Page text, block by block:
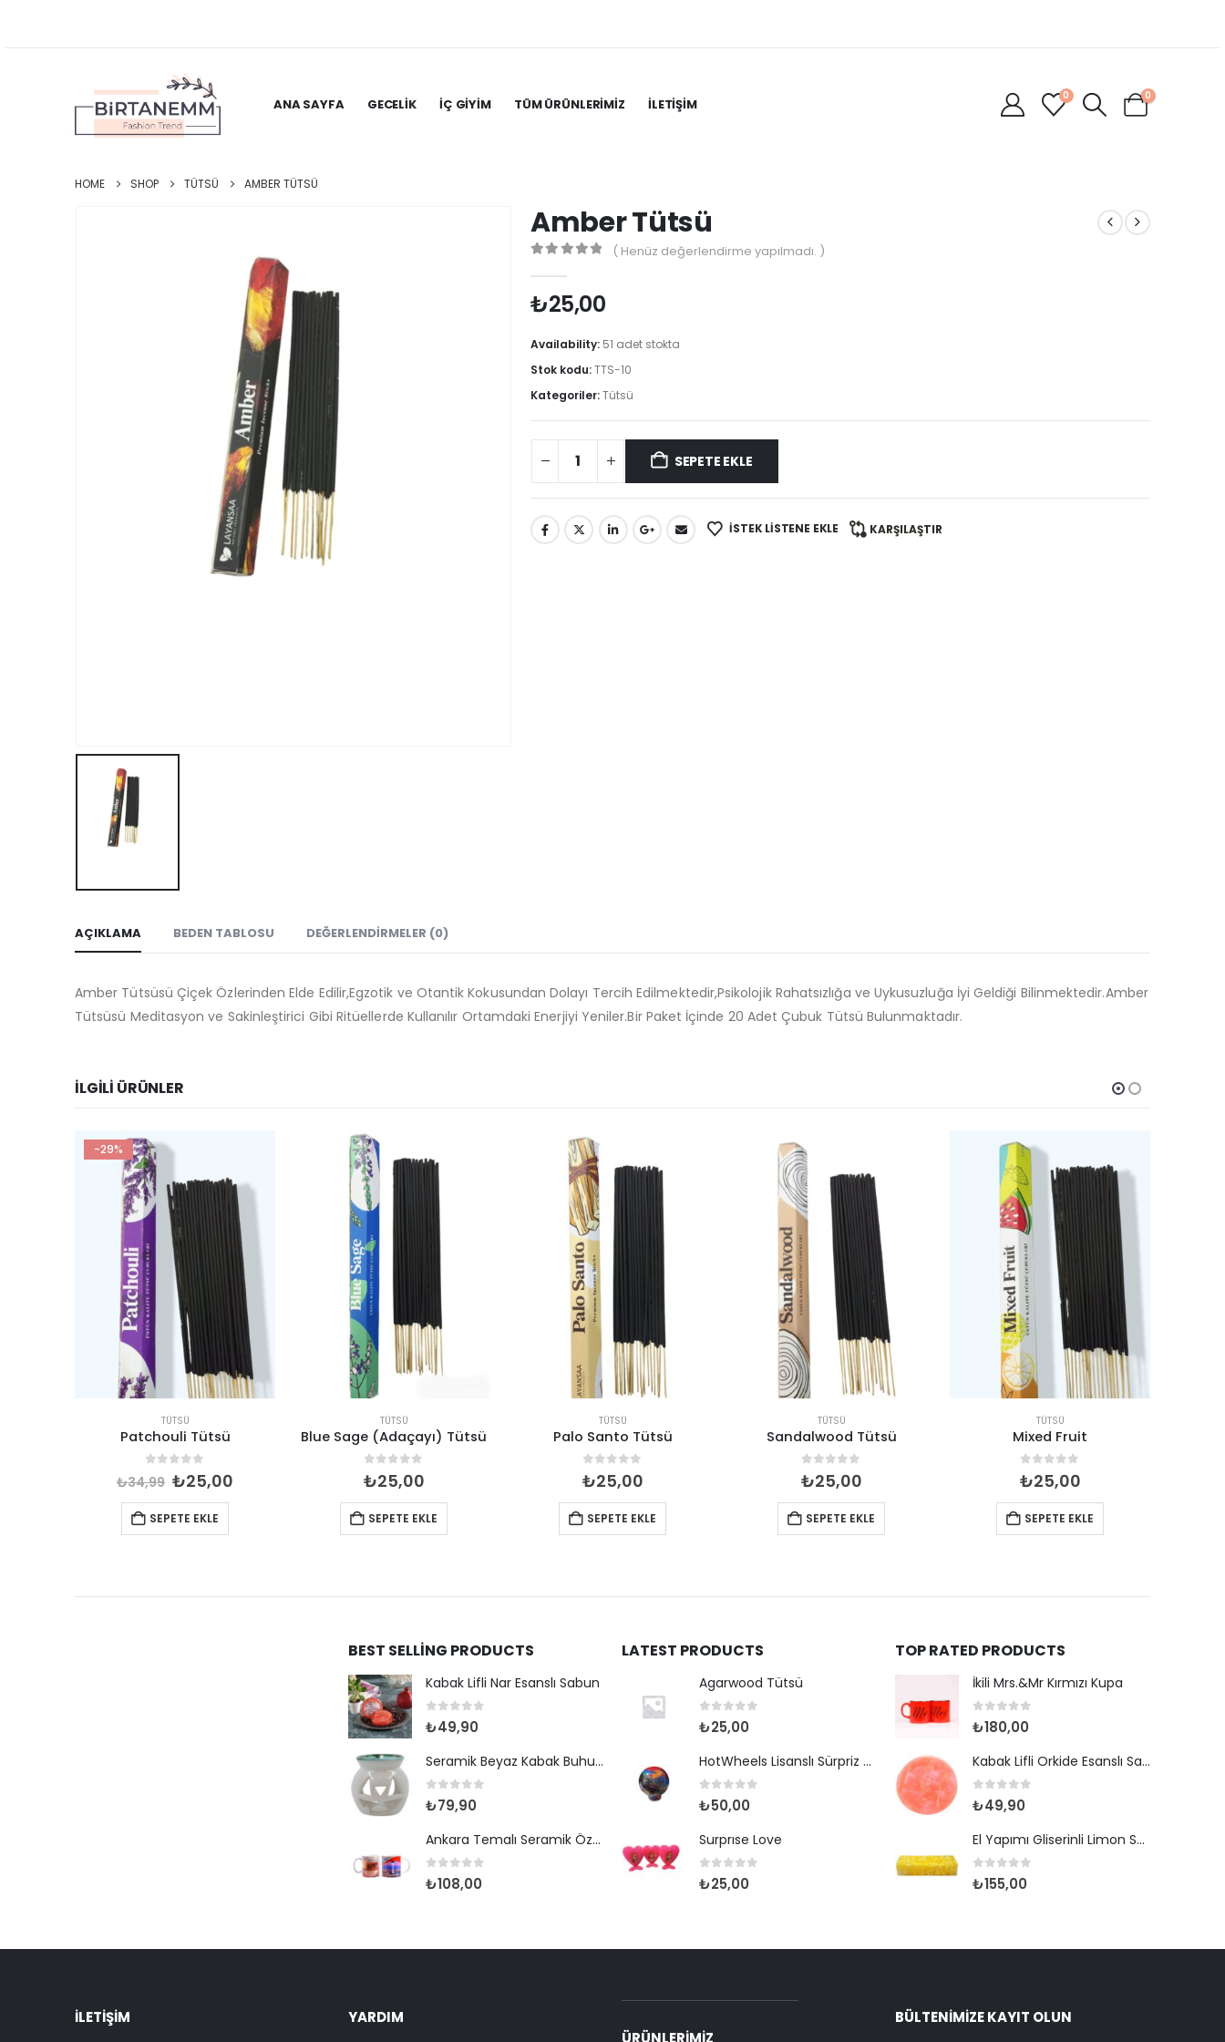
ANA SAYFA GECELIK İÇ GIYIM TÜM ÜRÜNLERIMIZ İLETIŞIM
0 0
HOME SHOP TÜTSÜ AMBER TÜTSÜ
Amber Tütsü
( Henüz değerlendirme yapılmadı. )
₺25,00
Availability: 51 adet stokta
Stok kodu:TTS-10
Kategoriler:Tütsü
SEPETE EKLE
İSTEK LISTENE EKLE KARŞILAŞTIR
AÇIKLAMA BEDEN TABLOSU DEĞERLENDIRMELER (0)
Amber Tütsüsü Çiçek Özlerinden Elde Edilir,Egzotik ve Otantik Kokusundan Dolayı Tercih Edilmektedir,Psikolojik Rahatsızlığa ve Uykusuzluğa İyi Geldiği Bilinmektedir.Amber
Tütsüsü Meditasyon ve Sakinleştirici Gibi Ritüellerde Kullanılır Ortamdaki Enerjiyi Yeniler.Bir Paket İçinde 20 Adet Çubuk Tütsü Bulunmaktadır.
İLGILI ÜRÜNLER
-29%
TÜTSÜ
Patchouli Tütsü
out of 5
₺34,99 Orijinal
fiyat:
₺34,99.
₺25,00Şu
SEPETE EKLE
TÜTSÜ
Blue Sage (Adaçayı) Tütsü
0 out of 5
₺25,00
SEPETE EKLE
TÜTSÜ
Palo Santo Tütsü
0 out of 5
₺25,00
SEPETE EKLE
TÜTSÜ
Sandalwood Tütsü
0 out of 5
₺25,00
SEPETE EKLE
TÜTSÜ
Mixed Fruit
0 out of 5
₺25,00
SEPETE EKLE
BEST SELLING PRODUCTS
Kabak Lifli Nar Esanslı Sabun
0 out of 5
₺49,90
Seramik Beyaz Kabak Buhurdanlık Mumluk
0 out of 5
₺79,90
Ankara Temalı Seramik Özel Baskılı Kupa 80*95mm
0 out of 5
₺108,00
LATEST PRODUCTS
Agarwood Tütsü
0 out of 5
₺25,00
HotWheels Lisanslı Sürpriz Yumurta
0 out of 5
₺50,00
Surprıse Love
0 out of 5
₺25,00
TOP RATED PRODUCTS
İkili Mrs.&Mr Kırmızı Kupa
0 out of 5
₺180,00
Kabak Lifli Orkide Esanslı Sabun
0 out of 5
₺49,90
El Yapımı Gliserinli Limon Sabunu
0 out of 5
₺155,00
İLETIŞIM
YARDIM
ÜRÜNLERIMIZ
BÜLTENIMIZE KAYIT OLUN